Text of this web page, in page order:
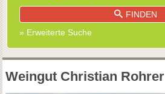
FINDEN
» Erweiterte Suche
Weingut Christian Rohrer